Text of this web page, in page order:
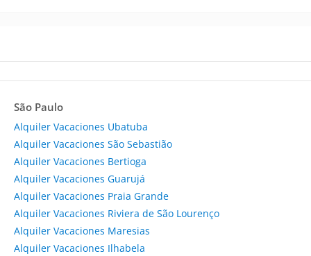
São Paulo
Alquiler Vacaciones Ubatuba
Alquiler Vacaciones São Sebastião
Alquiler Vacaciones Bertioga
Alquiler Vacaciones Guarujá
Alquiler Vacaciones Praia Grande
Alquiler Vacaciones Riviera de São Lourenço
Alquiler Vacaciones Maresias
Alquiler Vacaciones Ilhabela